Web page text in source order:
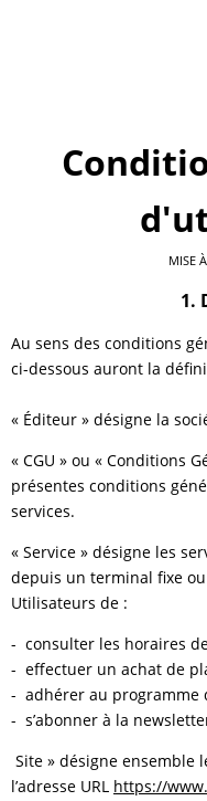
MISE
1.
Au sens des conditions
ci-dessous auront la
« Éditeur » désigne la
« CGU » ou « Conditions
présentes conditions
services.
« Service » désigne les
depuis un terminal fixe
Utilisateurs de :
- consulter les horaires
- effectuer un achat de
- adhérer au programme
- s’abonner à la
Site » désigne ensemble
l’adresse URL https://